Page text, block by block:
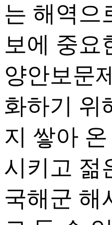
는 해역으
보에 중요
양안보문
화하기 위
지 쌓아
시키고 젊
국해군 해